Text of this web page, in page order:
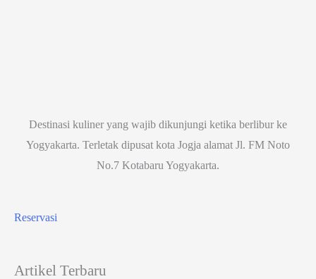
Destinasi kuliner yang wajib dikunjungi ketika berlibur ke
Yogyakarta. Terletak dipusat kota Jogja alamat Jl. FM Noto
No.7 Kotabaru Yogyakarta.
Reservasi
Artikel Terbaru